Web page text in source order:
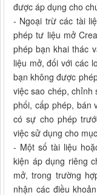
được áp dụng cho
- Ngoại trừ các tài
phép tư liệu mở
phép bạn khai thác
liệu mở, đối với các
bạn không được
việc sao chép, chỉnh
phối, cấp phép, bán
có sự cho phép
việc sử dụng cho
- Một số tài liệu
kiện áp dụng riêng
mở, trong trường
nhận các điều